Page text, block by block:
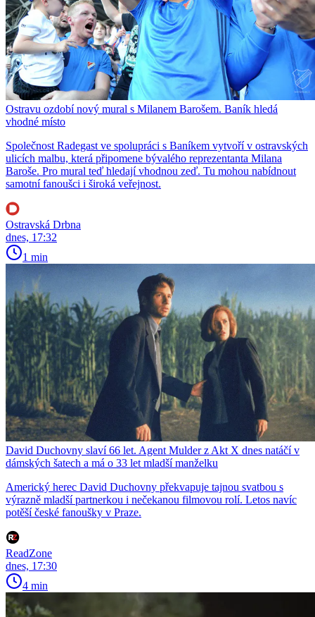
Ostravu ozdobí nový mural s Milanem Barošem. Baník hledá
vhodné místo
Společnost Radegast ve spolupráci s Baníkem vytvoří v ostravských
ulicích malbu, která připomene bývalého reprezentanta Milana
Baroše. Pro mural teď hledají vhodnou zeď. Tu mohou nabídnout
samotní fanoušci i široká veřejnost.
Ostravská Drbna
dnes, 17:32
1 min
David Duchovny slaví 66 let. Agent Mulder z Akt X dnes natáčí v
dámských šatech a má o 33 let mladší manželku
Americký herec David Duchovny překvapuje tajnou svatbou s
výrazně mladší partnerkou i nečekanou filmovou rolí. Letos navíc
potěší české fanoušky v Praze.
ReadZone
dnes, 17:30
4 min